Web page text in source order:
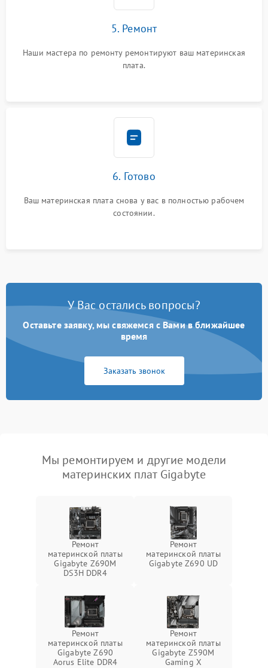
5. Ремонт
Наши мастера по ремонту ремонтируют ваш материнская
плата.
6. Готово
Ваш материнская плата снова у вас в полностью рабочем
состоянии.
У Вас остались вопросы?
Оставьте заявку, мы свяжемся с Вами в ближайшее
время
Заказать звонок
Мы ремонтируем и другие модели
материнских плат Gigabyte
Ремонт
материнской платы
Gigabyte Z690M
DS3H DDR4
Ремонт
материнской платы
Gigabyte Z690 UD
Ремонт
материнской платы
Gigabyte Z690
Aorus Elite DDR4
Ремонт
материнской платы
Gigabyte Z590M
Gaming X